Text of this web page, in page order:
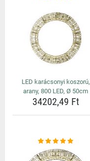
LED karácsonyi koszorú,
arany, 800 LED, Ø 50cm
34202,49 Ft